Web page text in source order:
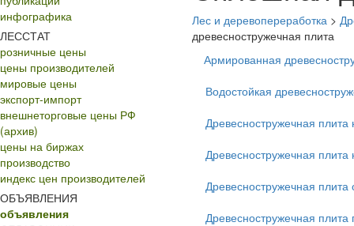
инфографика
ЛЕССТАТ
розничные цены
цены производителей
мировые цены
экспорт-импорт
внешнеторговые цены РФ
(архив)
цены на биржах
производство
индекс цен производителей
ОБЪЯВЛЕНИЯ
объявления
Лес и деревопереработка >
древесностружечная плита
Армированная
Водостойкая
Древесностружечная
Древесностружечная
Древесностружечная плита
Древесностружечная плита